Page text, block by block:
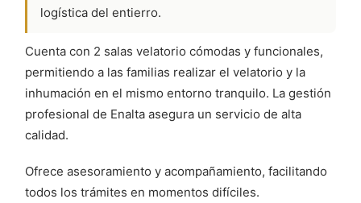
logística del entierro.
Cuenta con 2 salas velatorio cómodas y funcionales,
permitiendo a las familias realizar el velatorio y la
inhumación en el mismo entorno tranquilo. La gestión
profesional de Enalta asegura un servicio de alta
calidad.
Ofrece asesoramiento y acompañamiento, facilitando
todos los trámites en momentos difíciles.